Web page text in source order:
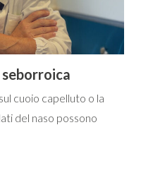
cuoio capelluto o la
del naso possono